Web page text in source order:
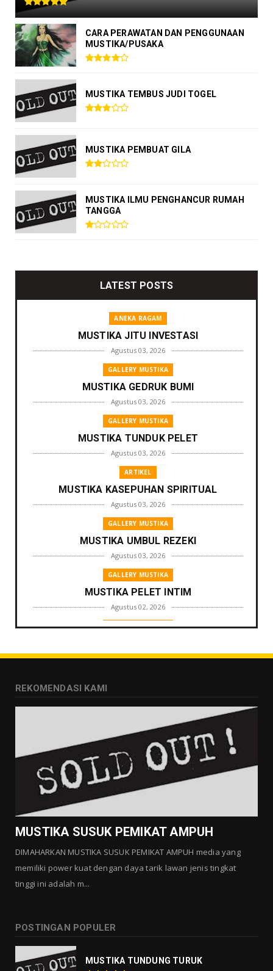
CARA PERAWATAN DAN PENGGUNAAN
MUSTIKA/PUSAKA
MUSTIKA TEMBUS JUDI TOGEL
MUSTIKA PEMBUAT GILA
MUSTIKA ILMU PENGHANCUR RUMAH
TANGGA
LATEST POSTS
ANEKA RAGAM
MUSTIKA JITU INVESTASI
Agustus 03, 2026
GALLERY MUSTIKA
MUSTIKA GEDRUK BUMI
Agustus 03, 2026
GALLERY MUSTIKA
MUSTIKA TUNDUK PELET
Agustus 03, 2026
ARTIKEL
MUSTIKA KASEPUHAN SPIRITUAL
Agustus 03, 2026
GALLERY MUSTIKA
MUSTIKA UMBUL REZEKI
Agustus 03, 2026
GALLERY MUSTIKA
MUSTIKA PELET INTIM
Agustus 02, 2026
GALLERY MUSTIKA
Agustus 01, 2026
MUSTIKA LANGGENG PERNIKAHAN
Agustus 01, 2026
GALLERY MUSTIKA
MUSTIKA KHODAM SURO
Agustus 01, 2026
GALLERY MUSTIKA
MUSTIKA MANTRA CINTA
REKOMENDASI KAMI
MUSTIKA SUSUK PEMIKAT AMPUH
DIMAHARKAN MUSTIKA SUSUK PEMIKAT AMPUH media yang
memiliki power kuat dengan daya tarik lawan jenis tingkat
tinggi ini adalah m...
POSTINGAN POPULER
MUSTIKA TUNDUNG TURUK